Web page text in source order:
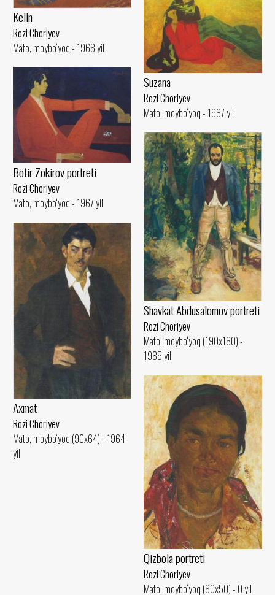
Kelin
Rozi Choriyev
Mato, moybo‘yoq - 1968 yil
Suzana
Rozi Choriyev
Mato, moybo‘yoq - 1967 yil
Botir Zokirov portreti
Rozi Choriyev
Mato, moybo‘yoq - 1967 yil
Shavkat Abdusalomov portreti
Rozi Choriyev
Mato, moybo‘yoq (190x160) -
1985 yil
Axmat
Rozi Choriyev
Mato, moybo‘yoq (90x64) - 1964
yil
Qizbola portreti
Rozi Choriyev
Mato, moybo‘yoq (80x50) - 0 yil